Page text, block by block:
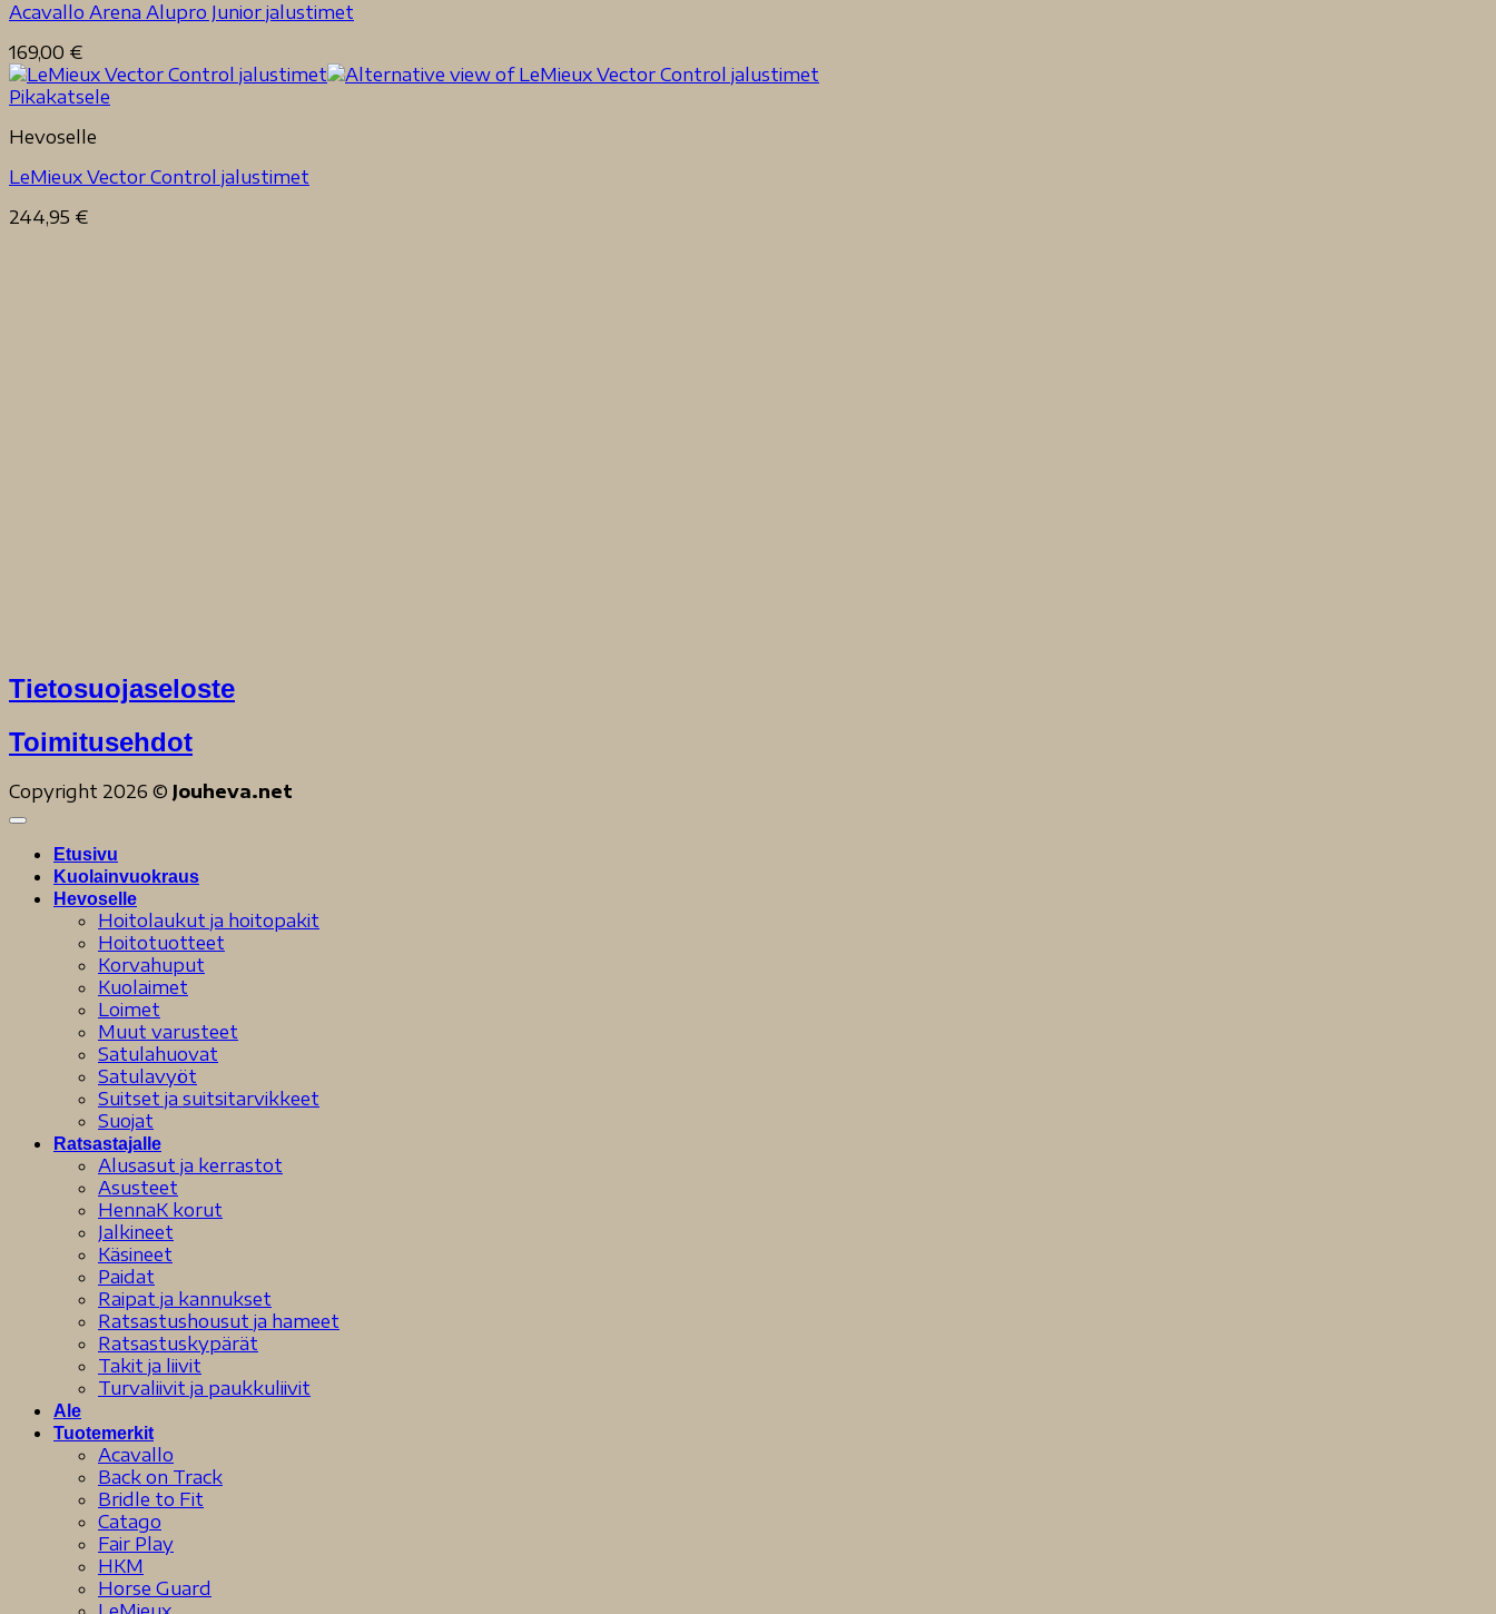
Acavallo Arena Alupro Junior jalustimet
169,00 €
Pikakatsele
Hevoselle
LeMieux Vector Control jalustimet
244,95 €
Tietosuojaseloste
Toimitusehdot
Copyright 2026 © Jouheva.net
Etusivu
Kuolainvuokraus
Hevoselle
Hoitolaukut ja hoitopakit
Hoitotuotteet
Korvahuput
Kuolaimet
Loimet
Muut varusteet
Satulahuovat
Satulavyöt
Suitset ja suitsitarvikkeet
Suojat
Ratsastajalle
Alusasut ja kerrastot
Asusteet
HennaK korut
Jalkineet
Käsineet
Paidat
Raipat ja kannukset
Ratsastushousut ja hameet
Ratsastuskypärät
Takit ja liivit
Turvaliivit ja paukkuliivit
Ale
Tuotemerkit
Acavallo
Back on Track
Bridle to Fit
Catago
Fair Play
HKM
Horse Guard